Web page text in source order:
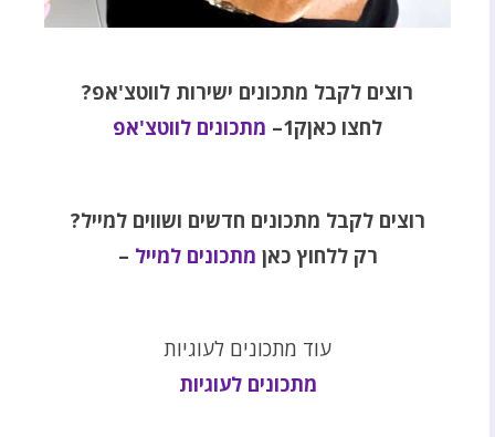
רוצים לקבל מתכונים ישירות לווטצ'אפ?
לחצו כאןק1–
מתכונים לווטצ'אפ
רוצים לקבל מתכונים חדשים ושווים למייל?
רק ללחוץ כאן
– מתכונים למייל
עוד מתכונים לעוגיות
מתכונים לעוגיות